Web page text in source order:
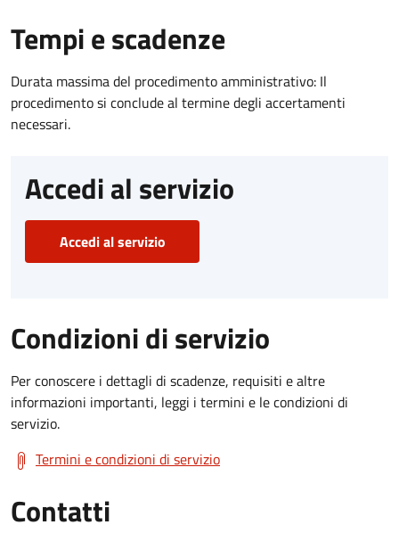
Tempi e scadenze
Durata massima del procedimento amministrativo: Il
procedimento si conclude al termine degli accertamenti
necessari.
Accedi al servizio
Accedi al servizio
Condizioni di servizio
Per conoscere i dettagli di scadenze, requisiti e altre
informazioni importanti, leggi i termini e le condizioni di
servizio.
Termini e condizioni di servizio
Contatti